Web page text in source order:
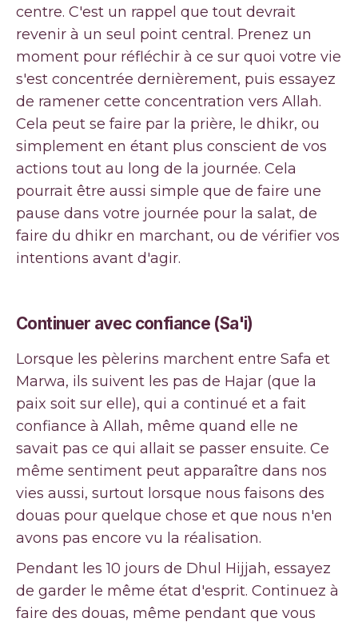
centre. C'est un rappel que tout devrait
revenir à un seul point central. Prenez un
moment pour réfléchir à ce sur quoi votre vie
s'est concentrée dernièrement, puis essayez
de ramener cette concentration vers Allah.
Cela peut se faire par la prière, le dhikr, ou
simplement en étant plus conscient de vos
actions tout au long de la journée. Cela
pourrait être aussi simple que de faire une
pause dans votre journée pour la salat, de
faire du dhikr en marchant, ou de vérifier vos
intentions avant d'agir.
Continuer avec confiance (Sa'i)
Lorsque les pèlerins marchent entre Safa et
Marwa, ils suivent les pas de Hajar (que la
paix soit sur elle), qui a continué et a fait
confiance à Allah, même quand elle ne
savait pas ce qui allait se passer ensuite. Ce
même sentiment peut apparaître dans nos
vies aussi, surtout lorsque nous faisons des
douas pour quelque chose et que nous n'en
avons pas encore vu la réalisation.
Pendant les 10 jours de Dhul Hijjah, essayez
de garder le même état d'esprit. Continuez à
faire des douas, même pendant que vous